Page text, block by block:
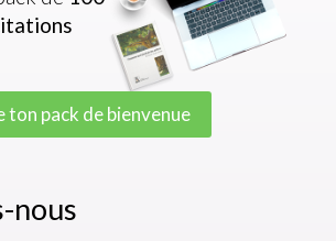
ton pack de bienvenue
nous